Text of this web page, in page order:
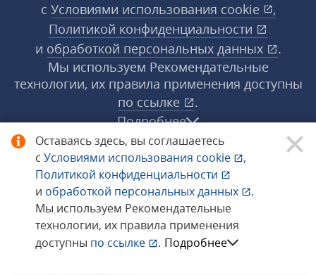
Оставаясь здесь, вы соглашаетесь
с Условиями использования cookie
,
Политикой конфиденциальности
и обработкой персональных данных
.
Мы используем Рекомендательные
технологии, их правила применения
доступны по ссылке . Подробнее
с Условиями использования cookie
,
Политикой конфиденциальности
и обработкой персональных данных
.
Мы используем Рекомендательные
технологии, их правила применения доступны
по ссылке
.
Подробнее
© 1998−2026 «1С‑Рарус» ®. Все права
защищены.
Сообщить об ошибке